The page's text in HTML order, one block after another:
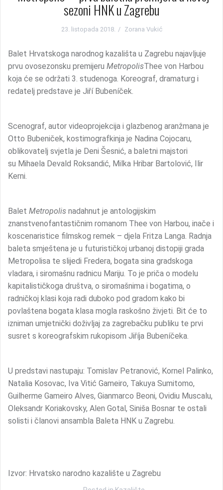
sezoni HNK u Zagrebu
23. listopada 2018. Zorana Vukić
Balet Hrvatskoga narodnog kazališta u Zagrebu najavljuje
prvu ovosezonsku premijeru MetropolisThee von Harbou
koja će se održati 3. studenoga. Koreograf, dramaturg i
redatelj predstave je Jiří Bubeníček.
Scenograf, autor videoprojekcija i glazbenog aranžmana je
Otto Bubeniček, kostimografkinja je Nadina Cojocaru,
oblikovatelj svjetla je Deni Šesnić, a baletni majstori
su Mihaela Devald Roksandić, Milka Hribar Bartolović, Ilir
Kerni.
Balet Metropolis nadahnut je antologijskim
znanstvenofantastičnim romanom Thee von Harbou, inače i
koscenaristice filmskog remek – djela Fritza Langa. Radnja
baleta smještena je u futurističkoj urbanoj distopiji grada
Metropolisa te slijedi Fredera, bogata sina gradskoga
vladara, i siromašnu radnicu Mariju. To je priča o modelu
kapitalističkoga društva, o siromašnima i bogatima, o
radničkoj klasi koja radi duboko pod gradom kako bi
povlaštena bogata klasa mogla raskošno živjeti. Bit će to
izniman umjetnički doživljaj za zagrebačku publiku te prvi
susret s koreografskim rukopisom Jiříja Bubeníčeka.
U predstavi nastupaju: Tomislav Petranović, Kornel Palinko,
Natalia Kosovac, Iva Vitić Gameiro, Takuya Sumitomo,
Guilherme Gameiro Alves, Gianmarco Beoni, Ovidiu Muscalu,
Oleksandr Koriakovsky, Alen Gotal, Siniša Bosnar te ostali
solisti i članovi ansambla Baleta HNK u Zagrebu.
Izvor: Hrvatsko narodno kazalište u Zagrebu